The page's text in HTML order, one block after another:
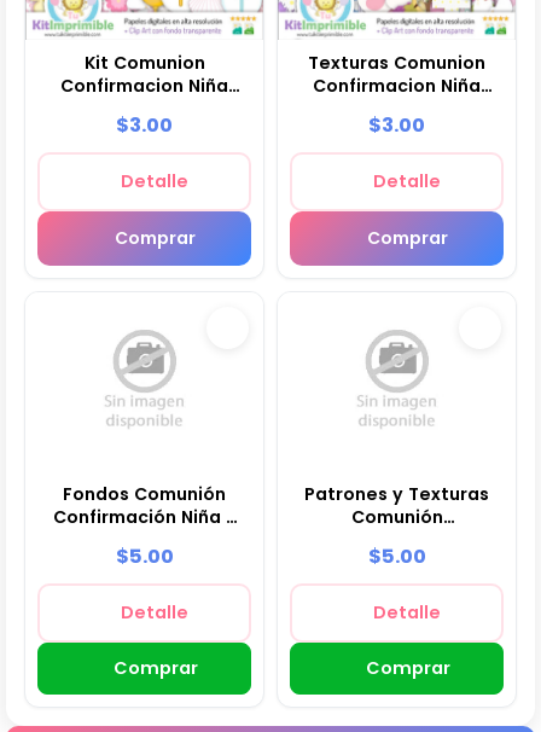
Kit Comunion
Confirmacion Niña
$3.00
Detalle
Comprar
Texturas Comunion
Confirmacion Niña
$3.00
Detalle
Comprar
Fondos Comunión
Confirmación Niña -
para Decoración
$5.00
Detalle
Comprar
Patrones y Texturas
Comunión
Kits de Scrapbook y
Fiestas
$5.00
Detalle
Comprar